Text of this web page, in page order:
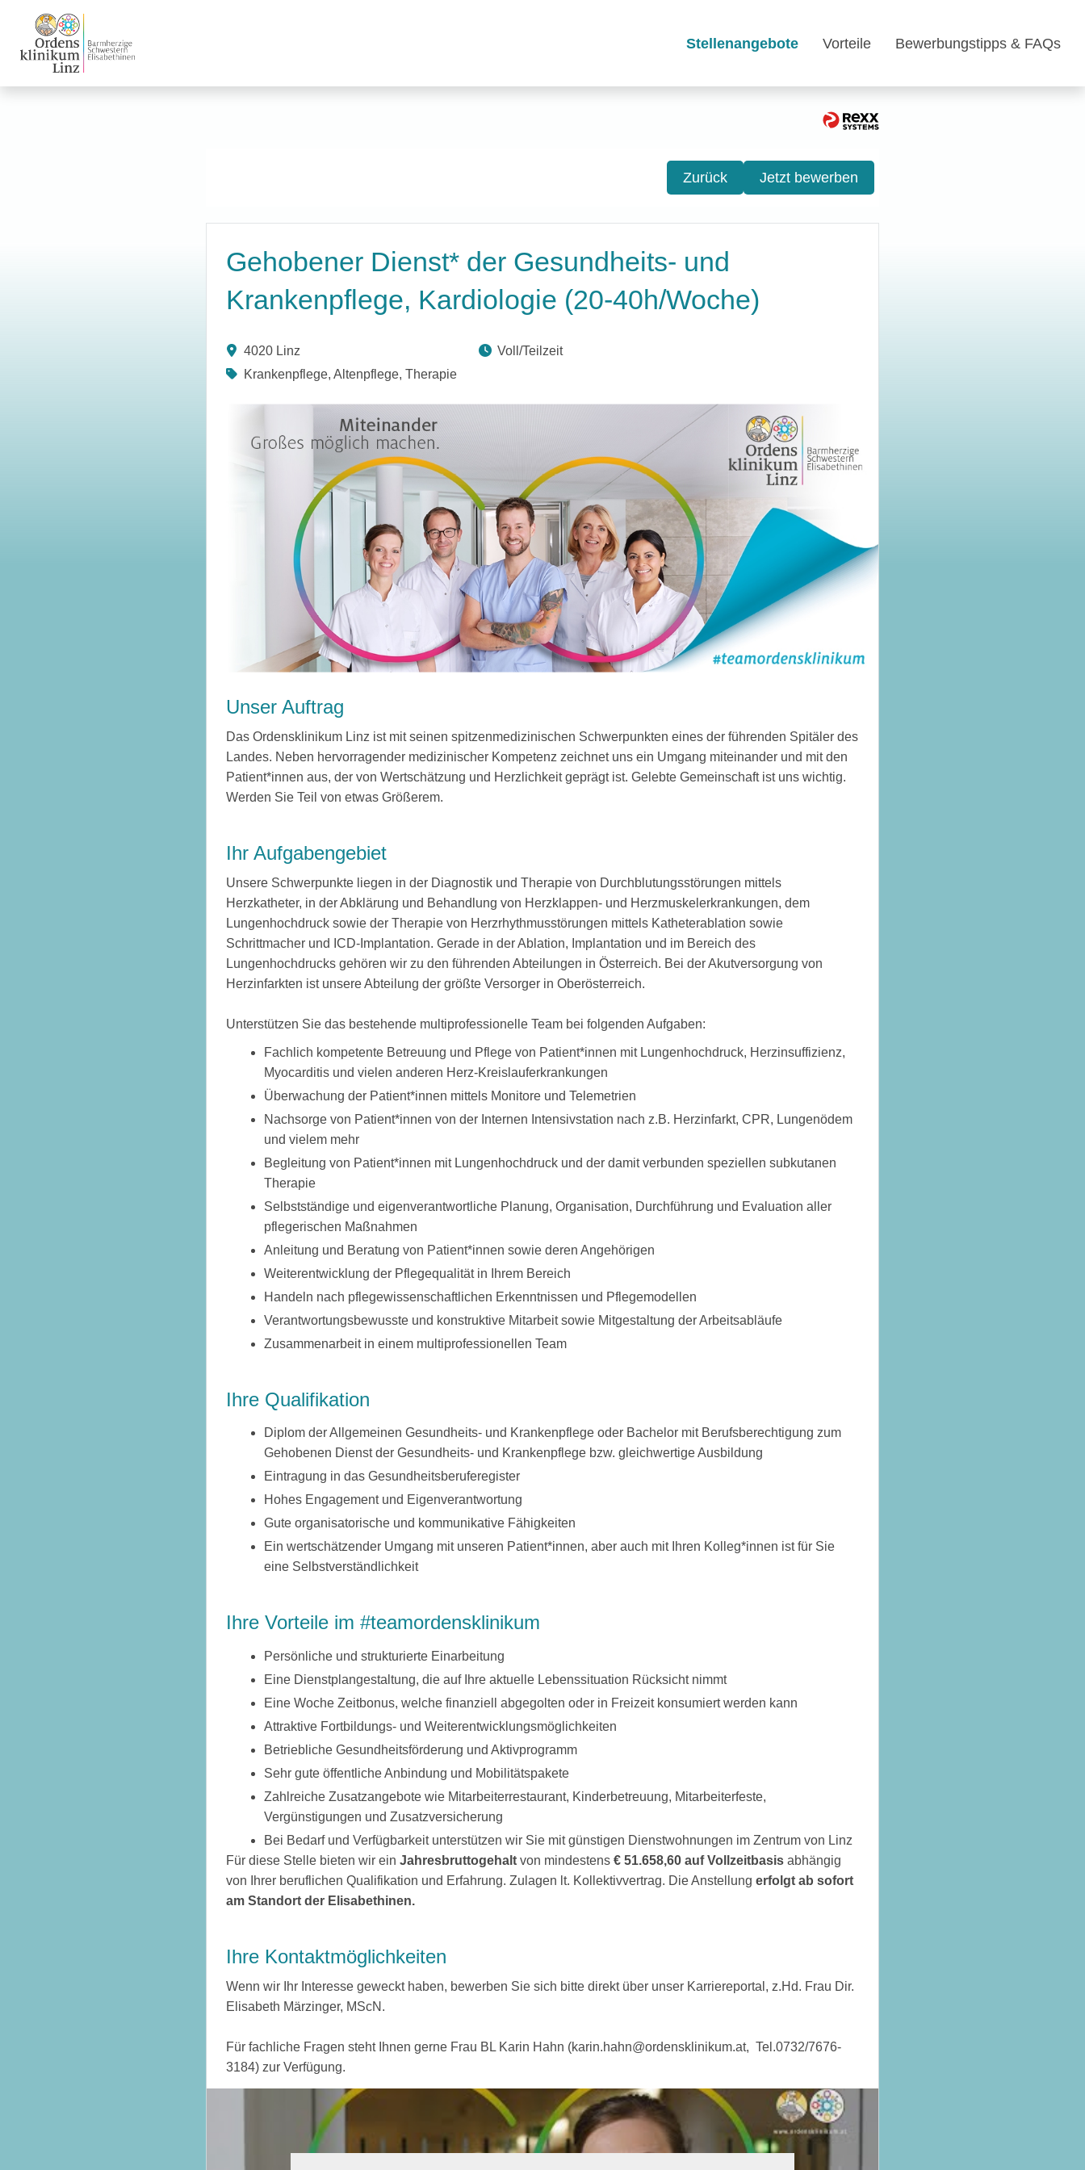
Stellenangebote Vorteile Bewerbungstipps & FAQs
Zurück Jetzt bewerben
Gehobener Dienst* der Gesundheits- und
Krankenpflege, Kardiologie (20-40h/Woche)
4020 Linz
Krankenpflege, Altenpflege, Therapie
Voll/Teilzeit
Unser Auftrag
Das Ordensklinikum Linz ist mit seinen spitzenmedizinischen Schwerpunkten eines der führenden Spitäler des
Landes. Neben hervorragender medizinischer Kompetenz zeichnet uns ein Umgang miteinander und mit den
Patient*innen aus, der von Wertschätzung und Herzlichkeit geprägt ist. Gelebte Gemeinschaft ist uns wichtig.
Werden Sie Teil von etwas Größerem.
Ihr Aufgabengebiet
Unsere Schwerpunkte liegen in der Diagnostik und Therapie von Durchblutungsstörungen mittels
Herzkatheter, in der Abklärung und Behandlung von Herzklappen- und Herzmuskelerkrankungen, dem
Lungenhochdruck sowie der Therapie von Herzrhythmusstörungen mittels Katheterablation sowie
Schrittmacher und ICD-Implantation. Gerade in der Ablation, Implantation und im Bereich des
Lungenhochdrucks gehören wir zu den führenden Abteilungen in Österreich. Bei der Akutversorgung von
Herzinfarkten ist unsere Abteilung der größte Versorger in Oberösterreich.
Unterstützen Sie das bestehende multiprofessionelle Team bei folgenden Aufgaben:
Fachlich kompetente Betreuung und Pflege von Patient*innen mit Lungenhochdruck, Herzinsuffizienz,
Myocarditis und vielen anderen Herz-Kreislauferkrankungen
Überwachung der Patient*innen mittels Monitore und Telemetrien
Nachsorge von Patient*innen von der Internen Intensivstation nach z.B. Herzinfarkt, CPR, Lungenödem
und vielem mehr
Begleitung von Patient*innen mit Lungenhochdruck und der damit verbunden speziellen subkutanen
Therapie
Selbstständige und eigenverantwortliche Planung, Organisation, Durchführung und Evaluation aller
pflegerischen Maßnahmen
Anleitung und Beratung von Patient*innen sowie deren Angehörigen
Weiterentwicklung der Pflegequalität in Ihrem Bereich
Handeln nach pflegewissenschaftlichen Erkenntnissen und Pflegemodellen
Verantwortungsbewusste und konstruktive Mitarbeit sowie Mitgestaltung der Arbeitsabläufe
Zusammenarbeit in einem multiprofessionellen Team
Ihre Qualifikation
Diplom der Allgemeinen Gesundheits- und Krankenpflege oder Bachelor mit Berufsberechtigung zum
Gehobenen Dienst der Gesundheits- und Krankenpflege bzw. gleichwertige Ausbildung
Eintragung in das Gesundheitsberuferegister
Hohes Engagement und Eigenverantwortung
Gute organisatorische und kommunikative Fähigkeiten
Ein wertschätzender Umgang mit unseren Patient*innen, aber auch mit Ihren Kolleg*innen ist für Sie
eine Selbstverständlichkeit
Ihre Vorteile im #teamordensklinikum
Persönliche und strukturierte Einarbeitung
Eine Dienstplangestaltung, die auf Ihre aktuelle Lebenssituation Rücksicht nimmt
Eine Woche Zeitbonus, welche finanziell abgegolten oder in Freizeit konsumiert werden kann
Attraktive Fortbildungs- und Weiterentwicklungsmöglichkeiten
Betriebliche Gesundheitsförderung und Aktivprogramm
Sehr gute öffentliche Anbindung und Mobilitätspakete
Zahlreiche Zusatzangebote wie Mitarbeiterrestaurant, Kinderbetreuung, Mitarbeiterfeste,
Vergünstigungen und Zusatzversicherung
Bei Bedarf und Verfügbarkeit unterstützen wir Sie mit günstigen Dienstwohnungen im Zentrum von Linz
Für diese Stelle bieten wir ein Jahresbruttogehalt von mindestens € 51.658,60 auf Vollzeitbasis abhängig
von Ihrer beruflichen Qualifikation und Erfahrung. Zulagen lt. Kollektivvertrag. Die Anstellung erfolgt ab sofort
am Standort der Elisabethinen.
Ihre Kontaktmöglichkeiten
Wenn wir Ihr Interesse geweckt haben, bewerben Sie sich bitte direkt über unser Karriereportal, z.Hd. Frau Dir.
Elisabeth Märzinger, MScN.
Für fachliche Fragen steht Ihnen gerne Frau BL Karin Hahn (karin.hahn@ordensklinikum.at, Tel.0732/7676-
3184) zur Verfügung.